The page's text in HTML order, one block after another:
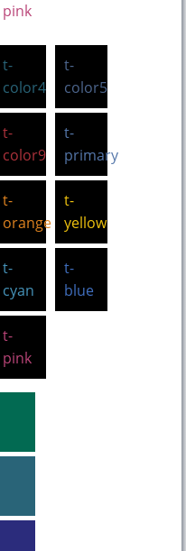
pink
t-
color4
t-
color5
t-
color9
t-
primary
t-
orange
t-
yellow
t-
cyan
t-
blue
t-
pink